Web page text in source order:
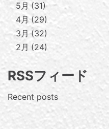
5月
31
4月 29
3月
32
2月
24
RSSフィード
Recent posts